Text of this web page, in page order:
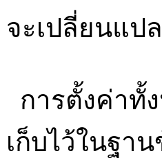
จะเปลี่ยนแป
การตั้งค่าทั้
เก็บไว้ในฐา